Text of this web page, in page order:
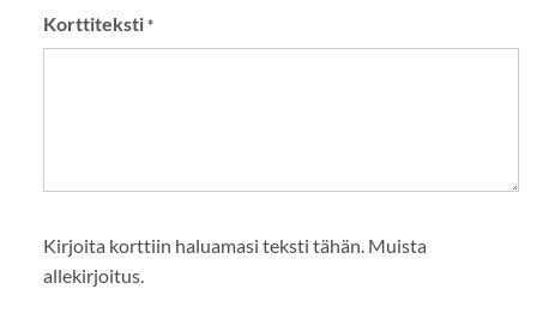
Korttiteksti*
Kirjoita korttiin haluamasi teksti tähän. Muista
allekirjoitus.